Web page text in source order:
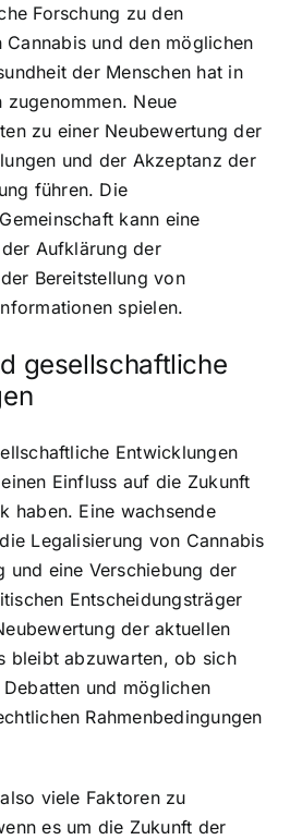
Forschung zu den
Cannabis und den möglichen
der Menschen hat in
Neue
zu einer Neubewertung der
und der Akzeptanz der
führen. Die
kann eine
Aufklärung der
Bereitstellung von
spielen.
gesellschaftliche
Entwicklungen
Einfluss auf die Zukunft
haben. Eine wachsende
Legalisierung von Cannabis
und eine Verschiebung der
Entscheidungsträger
der aktuellen
bleibt abzuwarten, ob sich
und möglichen
Rahmenbedingungen
viele Faktoren zu
es um die Zukunft der